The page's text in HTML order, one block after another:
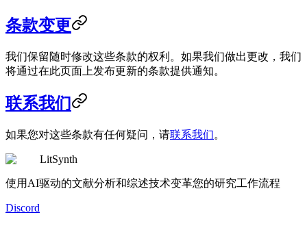
条款变更
我们保留随时修改这些条款的权利。如果我们做出更改，我们
将通过在此页面上发布更新的条款提供通知。
联系我们
如果您对这些条款有任何疑问，请联系我们。
LitSynth
使用AI驱动的文献分析和综述技术变革您的研究工作流程
Discord